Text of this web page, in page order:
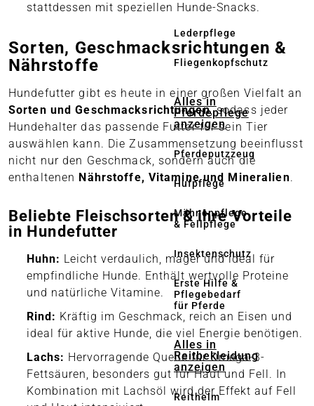
Lederpflege
Fliegenkopfschutz
Alles in
Pferdepflege
anzeigen
Pferdeputzzeug
Hufpflege
Mähnenpflege
& Fellpflege
Insektenschutz
Erste Hilfe &
Pflegebedarf
für Pferde
Alles in
Reitbekleidung
anzeigen
Reithelm
stattdessen mit speziellen Hunde-Snacks.
Sorten, Geschmacksrichtungen &
Nährstoffe
Hundefutter gibt es heute in einer großen Vielfalt an
Sorten und Geschmacksrichtungen, sodass jeder
Hundehalter das passende Futter für sein Tier
auswählen kann. Die Zusammensetzung beeinflusst
nicht nur den Geschmack, sondern auch die
enthaltenen Nährstoffe, Vitamine und Mineralien.
Beliebte Fleischsorten & ihre Vorteile
in Hundefutter
Huhn: Leicht verdaulich, mager und ideal für
empfindliche Hunde. Enthält wertvolle Proteine
und natürliche Vitamine.
Rind: Kräftig im Geschmack, reich an Eisen und
ideal für aktive Hunde, die viel Energie benötigen.
Lachs: Hervorragende Quelle für Omega-3-
Fettsäuren, besonders gut für Haut und Fell. In
Kombination mit Lachsöl wird der Effekt auf Fell